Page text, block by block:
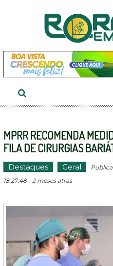
MPRR RECOMENDA
FILA DE CIRURGIAS
Destaques Geral
18:27:48 - 2 meses atrás